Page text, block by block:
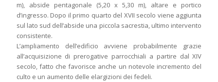
m), abside pentagonale (5,20 x 5,30 m), altare e portico
d’ingresso. Dopo il primo quarto del XVII secolo viene aggiunta
sul lato sud dell’abside una piccola sacrestia, ultimo intervento
consistente.
L’ampliamento dell’edificio avviene probabilmente grazie
all’acquisizione di prerogative parrocchiali a partire dal XIV
secolo, fatto che favorisce anche un notevole incremento del
culto e un aumento delle elargizioni dei fedeli.